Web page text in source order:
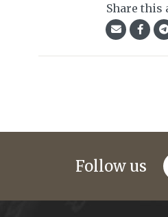
Share this
Follow us